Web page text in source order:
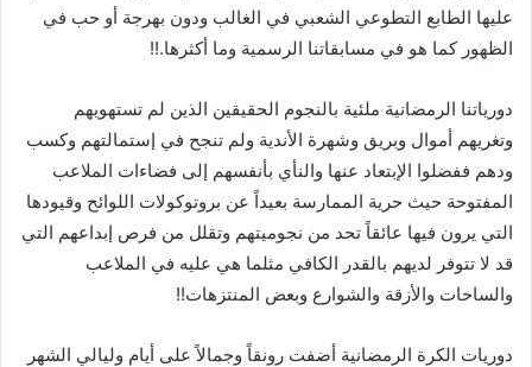
عليها الطابع التطوعي الشعبي في الغالب ودون بهرجة أو حب في
الظهور كما هو في مسابقاتنا الرسمية وما أكثرها.!!
دورياتنا الرمضانية ملئية بالنجوم الحقيقين الذين لم تستهويهم
وتغريهم أموال وبريق وشهرة الأندية ولم تنجح في إستمالتهم وكسب
ودهم ففضلوا الإبتعاد عنها والنأي بأنفسهم إلى فضاءات الملاعب
المفتوحة حيث حرية الممارسة بعيداً عن بروتوكولات اللوائح وقيودها
التي يرون فيها عائقاً تحد من نجوميتهم وتقلل من فرص إبداعهم التي
قد لا تتوفر لديهم بالقدر الكافي مثلما هي عليه في الملاعب
والساحات والأزقة والشوارع وبعض المنتزهات!!
دوريات الكرة الرمضانية أضفت رونقاً وجمالاً على أيام وليالي الشهر